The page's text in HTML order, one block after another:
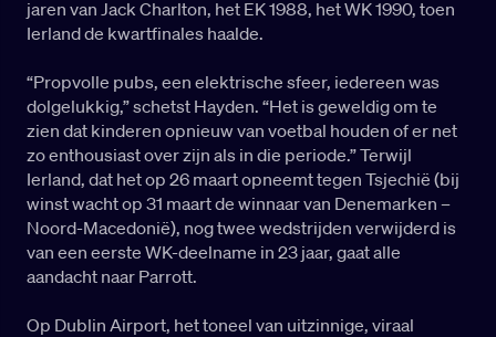
jaren van Jack Charlton, het EK 1988, het WK 1990, toen
Ierland de kwartfinales haalde.
“Propvolle pubs, een elektrische sfeer, iedereen was
dolgelukkig,” schetst Hayden. “Het is geweldig om te
zien dat kinderen opnieuw van voetbal houden of er net
zo enthousiast over zijn als in die periode.” Terwijl
Ierland, dat het op 26 maart opneemt tegen Tsjechië (bij
winst wacht op 31 maart de winnaar van Denemarken –
Noord-Macedonië), nog twee wedstrijden verwijderd is
van een eerste WK-deelname in 23 jaar, gaat alle
aandacht naar Parrott.
Op Dublin Airport, het toneel van uitzinnige, viraal